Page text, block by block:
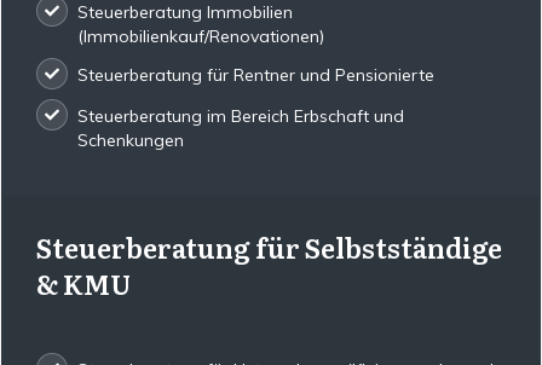
Steuerberatung Immobilien
(Immobilienkauf/Renovationen)
Steuerberatung für Rentner und Pensionierte
Steuerberatung im Bereich Erbschaft und
Schenkungen
Steuerberatung für Selbstständige
& KMU